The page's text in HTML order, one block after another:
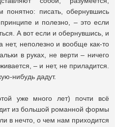
писать, обернувшись
и полезно, – это если
А вот если и обернувшись, и
нет, неполезно и вообще как-то
в руках, не верти – ничего
– и нет, не приладится.
нибудь дадут.
уже много лет) почти всё
из большой романной формы
в нечто, о чем нам приходится